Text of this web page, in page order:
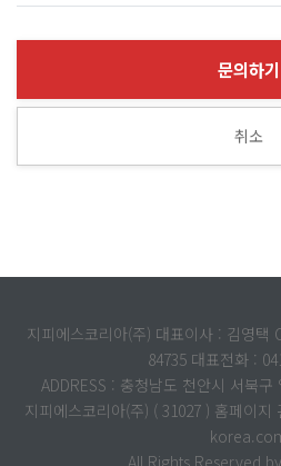
문의하기
취소
지피에스코리아(주) 대표이사 : 김영택
84735 대표전화 :
ADDRESS : 충청남도 천안시 서북
지피에스코리아(주) ( 31027 ) 홈페이
All Rights Reserved by